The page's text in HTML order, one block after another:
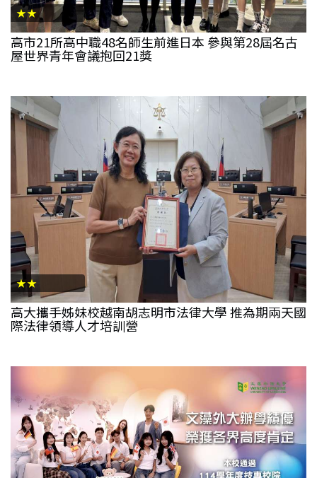
★★
高市21所高中職48名師生前進日本 參與第28屆名古
屋世界青年會議抱回21獎
★★
高大攜手姊妹校越南胡志明市法律大學 推為期兩天國
際法律領導人才培訓營